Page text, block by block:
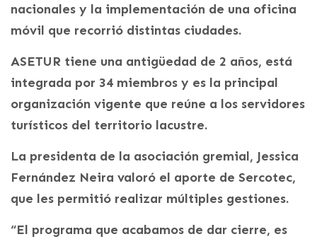
nacionales y la implementación de una oficina
móvil que recorrió distintas ciudades.
ASETUR tiene una antigüedad de 2 años, está
integrada por 34 miembros y es la principal
organización vigente que reúne a los servidores
turísticos del territorio lacustre.
La presidenta de la asociación gremial, Jessica
Fernández Neira valoró el aporte de Sercotec,
que les permitió realizar múltiples gestiones.
“El programa que acabamos de dar cierre, es